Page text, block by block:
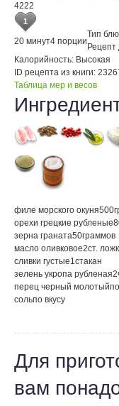
4222
1
20 минут4 порции
Тип
Рецепт
Калорийность: Высокая
ID рецепта из книги:
Таблица мер и весов
филе морского окуня500
орехи грецкие рубленые
зерна граната50граммов
масло оливковое2ст.
сливки густые1стакан
зелень укропа рубленая2
перец черный молотый
сольпо вкусу
Для
вам